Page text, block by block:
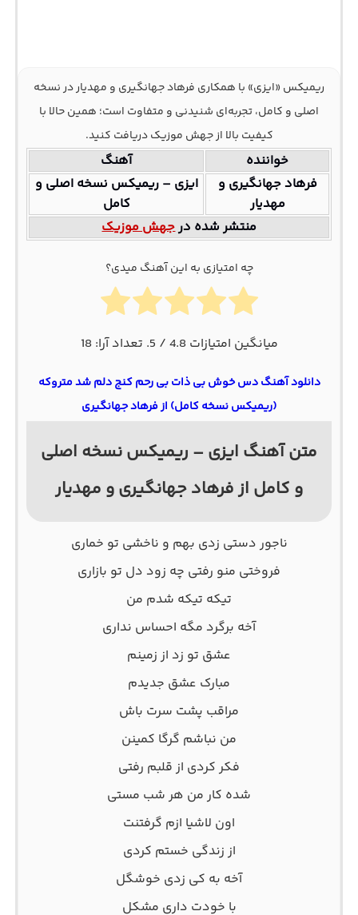
ریمیکس «ایزی» با همکاری فرهاد جهانگیری و مهدیار در نسخه
اصلی و کامل، تجربه‌ای شنیدنی و متفاوت است؛ همین حالا با
کیفیت بالا از جهش موزیک دریافت کنید.
خواننده
آهنگ
فرهاد جهانگیری و
مهدیار
ایزی – ریمیکس نسخه اصلی و
کامل
منتشر شده درجهش موزیک
چه امتیازی به این آهنگ میدی؟
میانگین امتیازات4.8 / 5. تعداد آرا: 18
دانلود آهنگ دس خوش بی ذات بی رحم کنج دلم شد متروکه
(ریمیکس نسخه کامل) از فرهاد جهانگیری
متن آهنگ ایزی – ریمیکس نسخه اصلی
و کامل از فرهاد جهانگیری و مهدیار
ناجور دستی زدی بهم و ناخشی تو خماری
فروختی منو رفتی چه زود دل تو بازاری
تیکه تیکه شدم من
آخه برگرد مگه احساس نداری
عشق تو زد از زمینم
مبارک عشق جدیدم
مراقب پشت سرت باش
من نباشم گرگا کمینن
فکر کردی از قلبم رفتی
شده کار من هر شب مستی
اون لاشیا ازم گرفتنت
از زندگی خستم کردی
آخه به کی زدی خوشگل
با خودت داری مشکل